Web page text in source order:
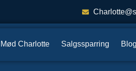
Mød Charlotte Salgssparring Blog